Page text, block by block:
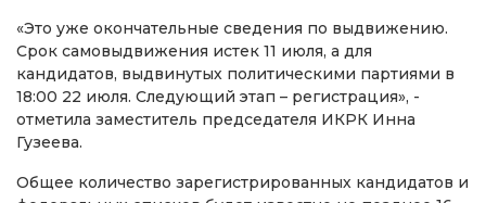
«Это уже окончательные сведения по выдвижению.
Срок самовыдвижения истек 11 июля, а для
кандидатов, выдвинутых политическими партиями в
18:00 22 июля. Следующий этап – регистрация», -
отметила заместитель председателя ИКРК Инна
Гузеева.
Общее количество зарегистрированных кандидатов и